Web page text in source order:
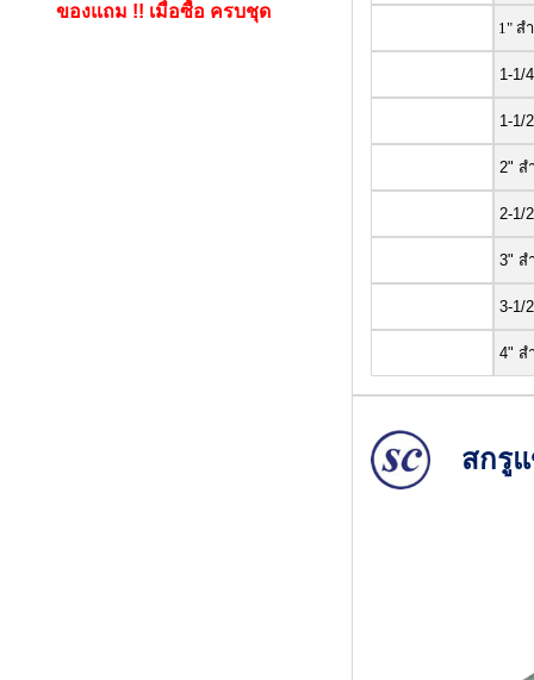
ของแถม !! เมื่อซื้อ ครบชุด
1" ส
1-1/
1-1/
2" ส
2-1/
3" ส
3-1/
4" ส
สกรูแ